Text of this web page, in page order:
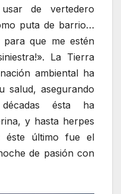
de vertedero
puta de barrio…
que me estén
La Tierra
ambiental ha
salud, asegurando
ésta ha
y hasta herpes
éste último fue el
de pasión con